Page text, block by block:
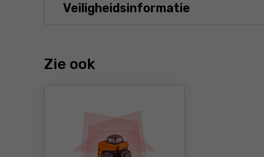
Veiligheidsinformatie
Zie ook